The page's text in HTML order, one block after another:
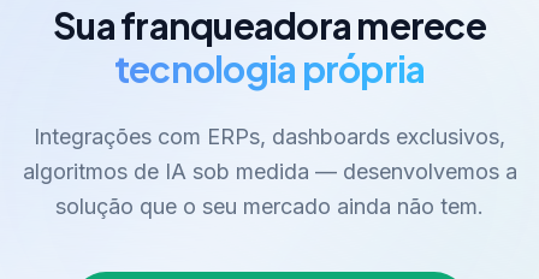
Sua franqueadora merece
tecnologia própria
Integrações com ERPs, dashboards exclusivos,
algoritmos de IA sob medida — desenvolvemos a
solução que o seu mercado ainda não tem.